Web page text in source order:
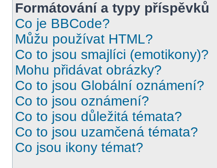
Formátování a typy příspěvků
Co je BBCode?
Můžu používat HTML?
Co to jsou smajlíci (emotikony)?
Mohu přidávat obrázky?
Co to jsou Globální oznámení?
Co to jsou oznámení?
Co to jsou důležitá témata?
Co to jsou uzamčená témata?
Co jsou ikony témat?